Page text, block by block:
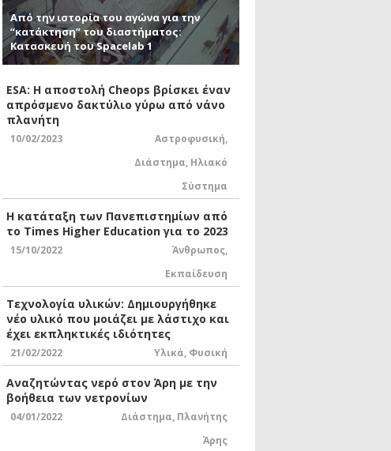
Από την ιστορία του αγώνα για την
“κατάκτηση” του διαστήματος:
Κατασκευή του Spacelab 1
ESA: Η αποστολή Cheops βρίσκει έναν
απρόσμενο δακτύλιο γύρω από νάνο
πλανήτη
10/02/2023 Αστροφυσική,
Διάστημα, Ηλιακό
Σύστημα
Η κατάταξη των Πανεπιστημίων από
το Times Higher Education για το 2023
15/10/2022 Άνθρωπος,
Εκπαίδευση
Τεχνολογία υλικών: Δημιουργήθηκε
νέο υλικό που μοιάζει με λάστιχο και
έχει εκπληκτικές ιδιότητες
21/02/2022 Υλικά, Φυσική
Αναζητώντας νερό στον Άρη με την
βοήθεια των νετρονίων
04/01/2022 Διάστημα, Πλανήτης
Άρης